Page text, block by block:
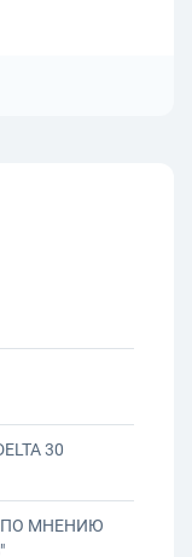
30
ПО МНЕНИЮ